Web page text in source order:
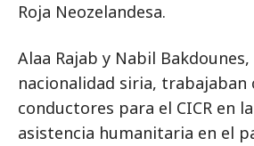
Roja Neozelandesa.
Alaa Rajab y Nabil
nacionalidad siria, trabajaban
conductores para el CICR en
asistencia humanitaria en el